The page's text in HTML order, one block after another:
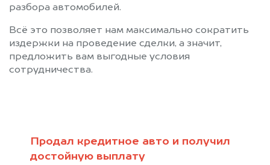
Продал кредитное авто и получил
достойную выплату
разбора автомобилей.
Всё это позволяет нам максимально сократить
издержки на проведение сделки, а значит,
предложить вам выгодные условия
сотрудничества.
Позвоните нам: 8 (800)